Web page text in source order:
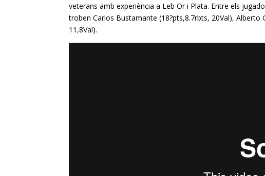
veterans amb experiència a Leb Or i Plata. Entre els
trobenCarlos Bustamante (18?pts,8.7rbts, 20Val),Alberto
11,8Val).